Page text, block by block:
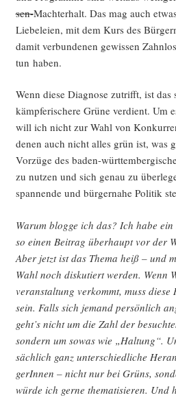
sen-Macht­er­halt. Das mag auch
Lie­be­lei­en, mit dem Kurs des
damit ver­bun­de­nen gewis­sen
tun haben.
Wenn die­se Dia­gno­se zutrifft, ist das
kämp­fe­ri­sche­re Grü­ne ver­dient. Um
will ich nicht zur Wahl von
denen auch nicht alles grün ist, was
Vor­zü­ge des baden-
zu nut­zen und sich genau zu
span­nen­de und bür­ger­na­he Poli­tik
War­um blog­ge ich das? Ich habe
so einen Bei­trag über­haupt vor der
Aber jetzt ist das The­ma heiß – und
Wahl noch dis­ku­tiert wer­den. Wenn
ver­an­stal­tung ver­kommt, muss die­se
sein. Falls sich jemand per­sön­lich
geht’s nicht um die Zahl der
son­dern um sowas wie „Hal­tung“.
säch­lich ganz unter­schied­li­che
ge­rIn­nen – nicht nur bei Grüns,
wür­de ich ger­ne the­ma­ti­sie­ren. Und